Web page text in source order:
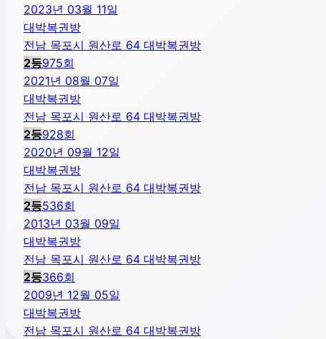
2023년 03월 11일
대박복권방
전남 목포시 원산로 64 대박복권방
2등975회
2021년 08월 07일
대박복권방
전남 목포시 원산로 64 대박복권방
2등928회
2020년 09월 12일
대박복권방
전남 목포시 원산로 64 대박복권방
2등536회
2013년 03월 09일
대박복권방
전남 목포시 원산로 64 대박복권방
2등366회
2009년 12월 05일
대박복권방
전남 목포시 원산로 64 대박복권방